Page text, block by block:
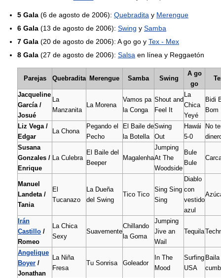
5 Gala (6 de agosto de 2006): Quebradita y Merengue
6 Gala (13 de agosto de 2006): Swing y Samba
7 Gala (20 de agosto de 2006): A go go y Tex - Mex
8 Gala (27 de agosto de 2006): Salsa en línea y Reggaetón
Parejas Quebradita Merengue Samba Swing
A go
go
Jacqueline
García /
Josué
La
Manzanita
La Morena
Vamos pa
la Conga
Shout and
Feel It
La
Chica
Yeyé
Bidi
Bom
Liz Vega /
Edgar
La Chona
Pegando el
Pecho
El Baile de
la Botella
Swing
Out
Hawái
5-0
No
Susana
Gonzales /
Enrique
La Culebra
El Baile del
Beeper
Magalenha
Jumping
At The
Woodside
Bule
Bule
Manuel
Landeta /
Tania
El
Tucanazo
La Dueña
del Swing
Tico Tico
Sing Sing
Sing
Diablo
con
vestido
azul
Irán
Castillo /
Romeo
La Chica
Sexy
Suavemente
Chillando
la Goma
Jumping
Jive an
Wail
Tequila
Angelique
Boyer /
Jonathan
La Niña
Fresa
Tu Sonrisa Goleador
In The
Mood
Surfing
USA